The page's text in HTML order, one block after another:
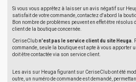
Si vous vous apprêtez à laisser un avis négatif sur
satisfait de votre commande, contactez d'abord la
Bon nombre de problèmes peuvent en effet être
client de la boutique concernée.
CeriseClubn'est pas le service client du site Heuga
commande, seule la boutique est apte à vous apporter
doit être contactée via son service client.
Les avis sur Heuga figurant sur CeriseClub ont été
outre, un numéro de commande est demandé,